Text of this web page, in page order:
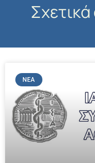
ΝΈΑ